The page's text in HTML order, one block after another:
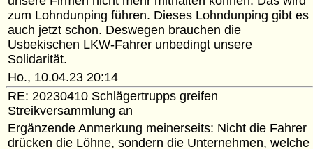
zum Lohndunping führen. Dieses Lohndunping gibt es
auch jetzt schon. Deswegen brauchen die
Usbekischen LKW-Fahrer unbedingt unsere
Solidarität.
Ho., 10.04.23 20:14
RE: 20230410 Schlägertrupps greifen
Streikversammlung an
Ergänzende Anmerkung meinerseits: Nicht die Fahrer
drücken die Löhne, sondern die Unternehmen, welche